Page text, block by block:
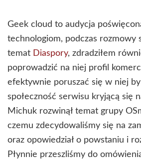
Geek cloud to audycja
technologiom, podczas rozmowy
temat Diaspory, zdradziłem
poprowadzić na niej profil
efektywnie poruszać się w niej
społeczność serwisu kryjącą się
Michuk rozwinął temat grupy
czemu zdecydowaliśmy się na
oraz opowiedział o powstaniu i
Płynnie przeszliśmy do